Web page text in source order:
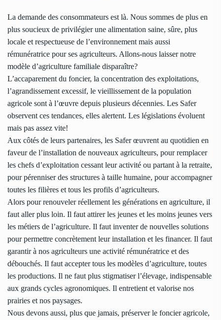
La demande des consommateurs est là. Nous sommes de plus en
plus soucieux de privilégier une alimentation saine, sûre, plus
locale et respectueuse de l’environnement mais aussi
rémunératrice pour ses agriculteurs. Allons-nous laisser notre
modèle d’agriculture familiale disparaître?
L’accaparement du foncier, la concentration des exploitations,
l’agrandissement excessif, le vieillissement de la population
agricole sont à l’œuvre depuis plusieurs décennies. Les Safer
observent ces tendances, elles alertent. Les législations évoluent
mais pas assez vite!
Aux côtés de leurs partenaires, les Safer œuvrent au quotidien en
faveur de l’installation de nouveaux agriculteurs, pour remplacer
les chefs d’exploitation cessant leur activité ou partant à la retraite,
pour pérenniser des structures à taille humaine, pour accompagner
toutes les filières et tous les profils d’agriculteurs.
Alors pour renouveler réellement les générations en agriculture, il
faut aller plus loin. Il faut attirer les jeunes et les moins jeunes vers
les métiers de l’agriculture. Il faut inventer de nouvelles solutions
pour permettre concrètement leur installation et les financer. Il faut
garantir à nos agriculteurs une activité rémunératrice et des
débouchés. Il faut accepter tous les modèles d’agriculture, toutes
les productions. Il ne faut plus stigmatiser l’élevage, indispensable
aux grands cycles agronomiques. Il entretient et valorise nos
prairies et nos paysages.
Nous devons aussi, plus que jamais, préserver le foncier agricole,